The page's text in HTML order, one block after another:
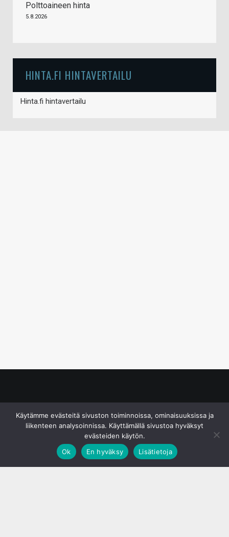
Polttoaineen hinta
5.8.2026
HINTA.FI HINTAVERTAILU
Hinta.fi hintavertailu
Käytämme evästeitä sivuston toiminnoissa, ominaisuuksissa ja
liikenteen analysoinnissa. Käyttämällä sivustoa hyväksyt
evästeiden käytön.
Ok
En hyväksy Lisätietoja